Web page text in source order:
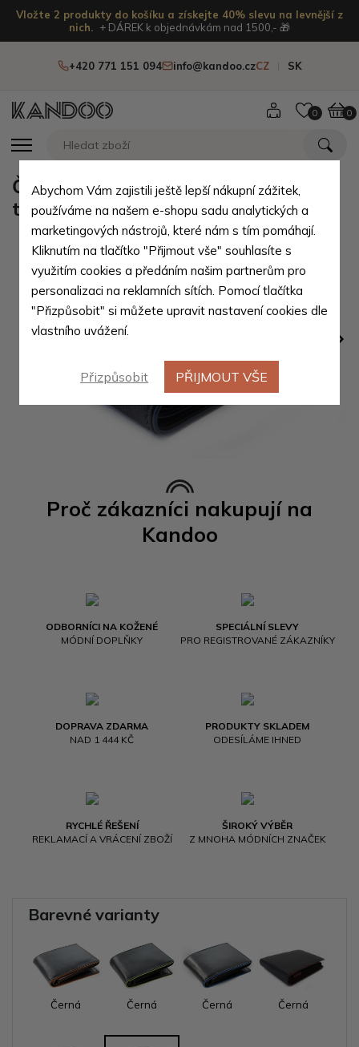
Vložte 2 produkty do košíku a získejte 40% slevu na levnější z
nich.
+ DÁREK k objednávkám nad 1500,- 🎁
+420 771 151 094 info@kandoo.czCZ SK
0 0
Proč zákazníci nakupují na
Kandoo
ODBORNÍCI NA KOŽENÉ
MÓDNÍ DOPLŇKY
SPECIÁLNÍ SLEVY
PRO REGISTROVANÉ ZÁKAZNÍKY
DOPRAVA ZDARMA
NAD 1 444 KČ
PRODUKTY SKLADEM
ODESÍLÁME IHNED
RYCHLÉ ŘEŠENÍ
REKLAMACÍ A VRÁCENÍ ZBOŽÍ
ŠIROKÝ VÝBĚR
Z MNOHA MÓDNÍCH ZNAČEK
Černá pánská kožená peněženka s
tmavě modrou zápinkou Marston
Barevné varianty
Černá Černá Černá Černá
Abychom Vám zajistili ještě lepší nákupní zážitek,
používáme na našem e-shopu sadu analytických a
marketingových nástrojů, které nám s tím pomáhají.
Kliknutím na tlačítko "Přijmout vše" souhlasíte s
využitím cookies a předáním našim partnerům pro
personalizaci na reklamních sítích. Pomocí tlačítka
"Přizpůsobit" si můžete upravit nastavení cookies dle
vlastního uvážení.
Přizpůsobit PŘIJMOUT VŠE